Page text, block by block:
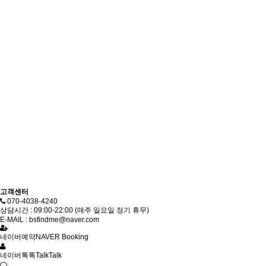
고객센터
070-4038-4240
상담시간 : 09:00-22:00 (매주 일요일 정기 휴무)
E-MAIL : bsfindme@naver.com
네이버예약NAVER Booking
네이버톡톡TalkTalk